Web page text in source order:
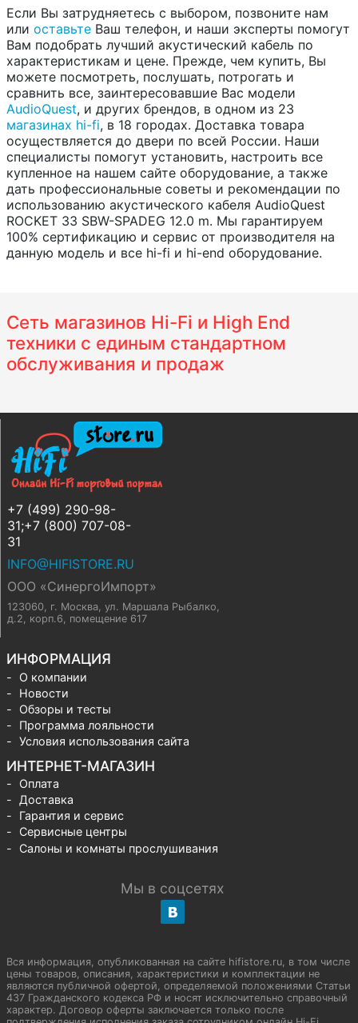
Если Вы затрудняетесь с выбором, позвоните нам
или оставьте Ваш телефон, и наши эксперты помогут
Вам подобрать лучший акустический кабель по
характеристикам и цене. Прежде, чем купить, Вы
можете посмотреть, послушать, потрогать и
сравнить все, заинтересовавшие Вас модели
AudioQuest, и других брендов, в одном из 23
магазинах hi-fi, в 18 городах. Доставка товара
осуществляется до двери по всей России. Наши
специалисты помогут установить, настроить все
купленное на нашем сайте оборудование, а также
дать профессиональные советы и рекомендации по
использованию акустического кабеля AudioQuest
ROCKET 33 SBW-SPADEG 12.0 m. Мы гарантируем
100% сертификацию и сервис от производителя на
данную модель и все hi-fi и hi-end оборудование.
Сеть магазинов Hi-Fi и High End
техники с единым стандартном
обслуживания и продаж
+7 (499) 290-98-
31;+7 (800) 707-08-
31
INFO@HIFISTORE.RU
ООО «СинергоИмпорт»
123060, г. Москва, ул. Маршала Рыбалко,
д.2, корп.6, помещение 617
ИНФОРМАЦИЯ
О компании
Новости
Обзоры и тесты
Программа лояльности
Условия использования сайта
ИНТЕРНЕТ-МАГАЗИН
Оплата
Доставка
Гарантия и сервис
Сервисные центры
Салоны и комнаты прослушивания
Мы в соцсетях
Вся информация, опубликованная на сайте hifistore.ru, в том числе
цены товаров, описания, характеристики и комплектации не
являются публичной офертой, определяемой положениями Статьи
437 Гражданского кодекса РФ и носят исключительно справочный
характер. Договор оферты заключается только после